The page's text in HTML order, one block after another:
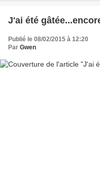
J'ai été
Publié le 08/02/2015 à 12:20
Par Gwen